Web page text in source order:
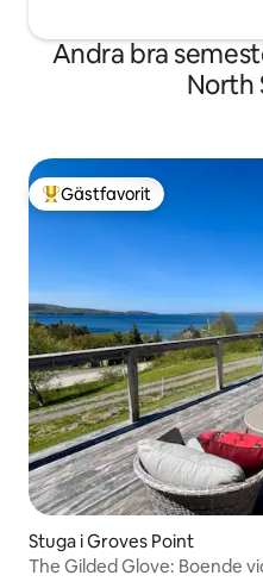
Andra bra
North
Populär gästfavorit
Gästfavorit
Stuga i Groves Point
The Gilded Glove: Boende